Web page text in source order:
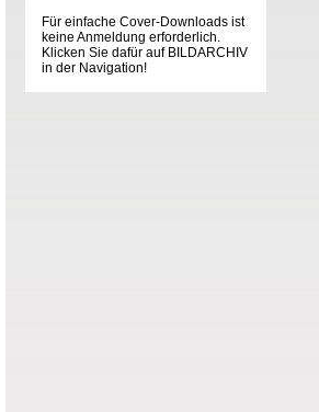
Für einfache Cover-Downloads ist
keine Anmeldung erforderlich.
Klicken Sie dafür auf BILDARCHIV
in der Navigation!